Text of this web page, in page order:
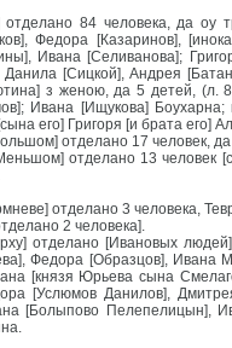
84 человека, да оу
Федора [Казаринов],
Ивана [Селиванова];
Данила [Сицкой], Андрея
з женою, да 5 детей, (л.
Ивана [Ищукова]
его] Григоря [и брата его]
отделано 17 человек,
отделано 13 человек
отделано 3 человека,
2 человека].
отделано [Ивановых
Федора [Образцов], Ивана
[князя Юрьева сына
[Услюмов Данилов],
[Болыпово Пелепелицын],